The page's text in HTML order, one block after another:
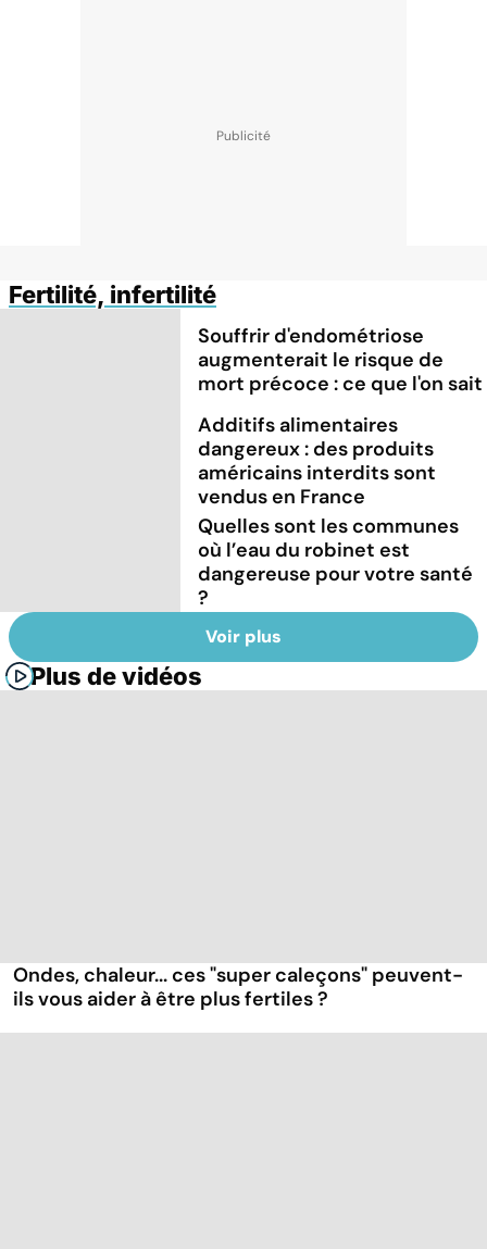
Fertilité, infertilité
Souffrir d'endométriose
augmenterait le risque de
mort précoce : ce que l'on sait
Additifs alimentaires
dangereux : des produits
américains interdits sont
vendus en France
Quelles sont les communes
où l’eau du robinet est
dangereuse pour votre santé
?
Voir plus
Plus de vidéos
Ondes, chaleur... ces "super caleçons" peuvent-
ils vous aider à être plus fertiles ?